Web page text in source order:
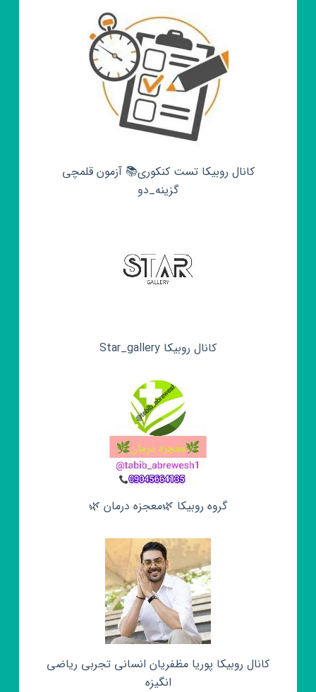
کانال روبیکا تست کنکوری📚 آزمون قلمچی‌‌
گزینه_دو
کانال روبیکا Star_gallery
گروه روبیکا 🌿معجزه درمان 🌿
کانال روبیکا پوریا مظفریان انسانی تجربی ریاضی
انگیزه